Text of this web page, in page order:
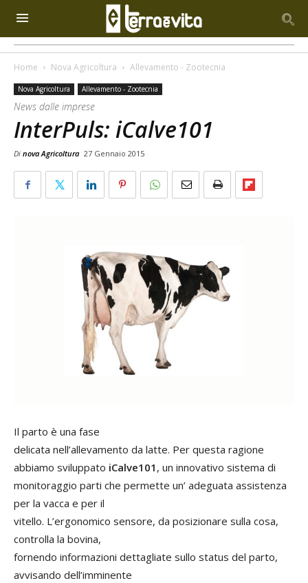
Home Nova Agricoltura Allevamento - Zootecnia
Nova Agricoltura Allevamento - Zootecnia
News dalle imprese
InterPuls: iCalve101
Di nova Agricoltura 27 Gennaio 2015
Il parto è una fase
delicata nell’allevamento da latte. Per questa ragione
abbiamo sviluppato iCalve101 , un innovativo sistema di
monitoraggio parti che permette un’ adeguata assistenza
per la vacca e per il
vitello. L’ergonomico sensore, da posizionare sulla cosa,
controlla la bovina,
fornendo informazioni dettagliate sullo status del parto,
avvisando dell’imminente